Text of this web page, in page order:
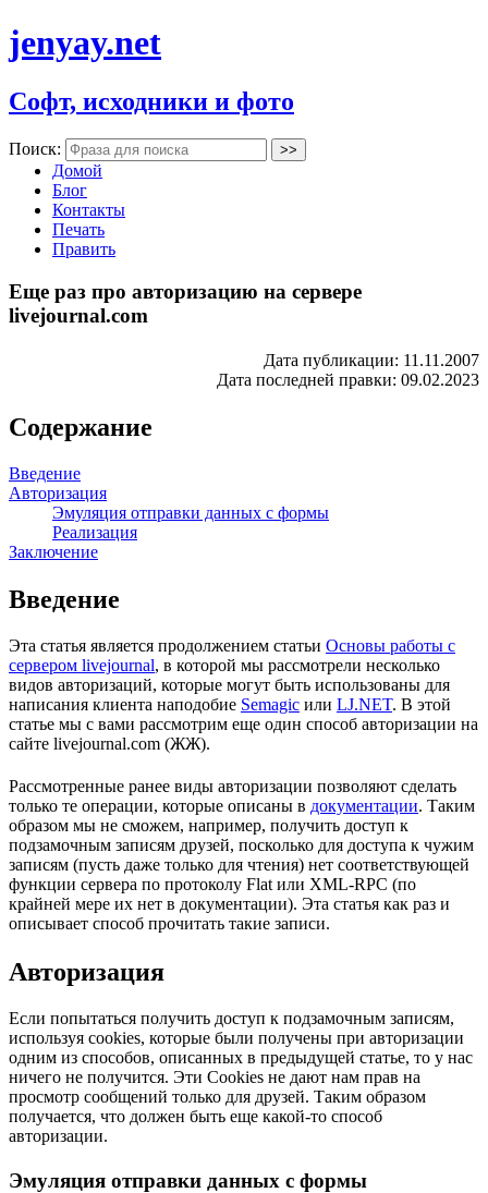
jenyay.net
Софт, исходники и фото
Поиск:
Домой
Блог
Контакты
Печать
Править
Еще раз про авторизацию на сервере
livejournal.com
Дата публикации: 11.11.2007
Дата последней правки: 09.02.2023
Содержание
Введение
Авторизация
Эмуляция отправки данных с формы
Реализация
Заключение
Введение
Эта статья является продолжением статьи Основы работы с
сервером livejournal, в которой мы рассмотрели несколько
видов авторизаций, которые могут быть использованы для
написания клиента наподобие Semagic или LJ.NET. В этой
статье мы с вами рассмотрим еще один способ авторизации на
сайте livejournal.com (ЖЖ).
Рассмотренные ранее виды авторизации позволяют сделать
только те операции, которые описаны в документации. Таким
образом мы не сможем, например, получить доступ к
подзамочным записям друзей, посколько для доступа к чужим
записям (пусть даже только для чтения) нет соответствующей
функции сервера по протоколу Flat или XML-RPC (по
крайней мере их нет в документации). Эта статья как раз и
описывает способ прочитать такие записи.
Авторизация
Если попытаться получить доступ к подзамочным записям,
используя cookies, которые были получены при авторизации
одним из способов, описанных в предыдущей статье, то у нас
ничего не получится. Эти Cookies не дают нам прав на
просмотр сообщений только для друзей. Таким образом
получается, что должен быть еще какой-то способ
авторизации.
Эмуляция отправки данных с формы